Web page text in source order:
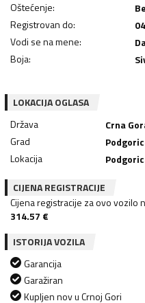
Oštećenje:
Registrovan do:
Vodi se na mene:
Boja:
LOKACIJA OGLASA
Država
Crna
Grad
Lokacija
CIJENA REGISTRACIJE
Cijena registracije za ovo vozilo
314.57 €
ISTORIJA VOZILA
Garancija
Garažiran
Kupljen nov u Crnoj Gori